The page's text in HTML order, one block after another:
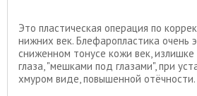
Это пластическая операция по
нижних век. Блефаропластика очень
сниженном тонусе кожи век,
глаза, "мешками под глазами", при
хмуром виде, повышенной отёчности.